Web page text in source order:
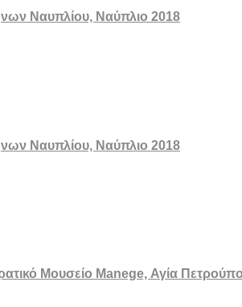
Ναυπλίου, Ναύπλιο 2018
Ναυπλίου, Ναύπλιο 2018
Μουσείο Manege, Αγία